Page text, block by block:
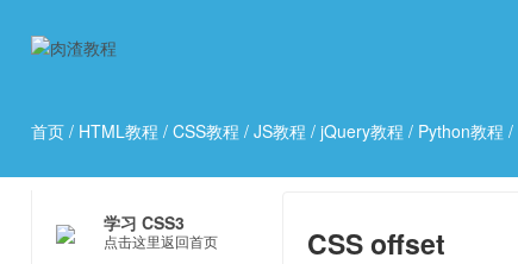
首页 / HTML教程 / CSS教程 / JS教程 / jQuery教程 / Python教程 /
学习 CSS3
点击这里返回首页 CSS offset